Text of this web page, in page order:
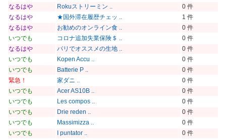
なるはや
Rokuストリーミン ..
0 件
なるはや
★国外滞在履歴チェッ ..
1 件
なるはや
お勧めのオンライン食 ..
0 件
いつでも
コロナ追加失業保険＄ ..
0 件
なるはや
パリでオススメの生地 ..
0 件
いつでも
Kopen Accu ..
0 件
いつでも
Batterie P ..
0 件
緊急！
家ダニ ..
0 件
いつでも
Acer AS10B ..
0 件
いつでも
Les compos ..
0 件
いつでも
Drie reden ..
0 件
いつでも
Massimizza ..
0 件
いつでも
I puntator ..
0 件